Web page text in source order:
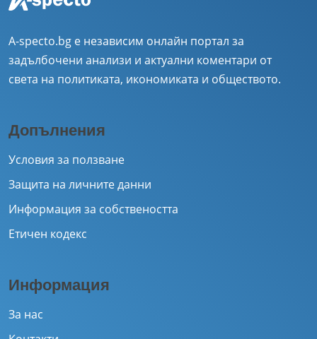
A-specto.bg е независим онлайн портал за
задълбочени анализи и актуални коментари от
света на политиката, икономиката и обществото.
Допълнения
Условия за ползване
Защита на личните данни
Информация за собствеността
Етичен кодекс
Информация
За нас